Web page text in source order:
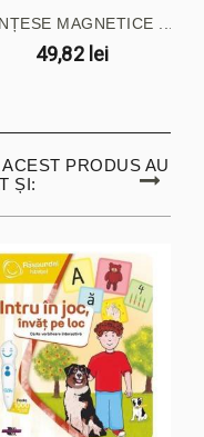
MAGNETICE ...
49,82 lei
PRODUS AU
ȘI: